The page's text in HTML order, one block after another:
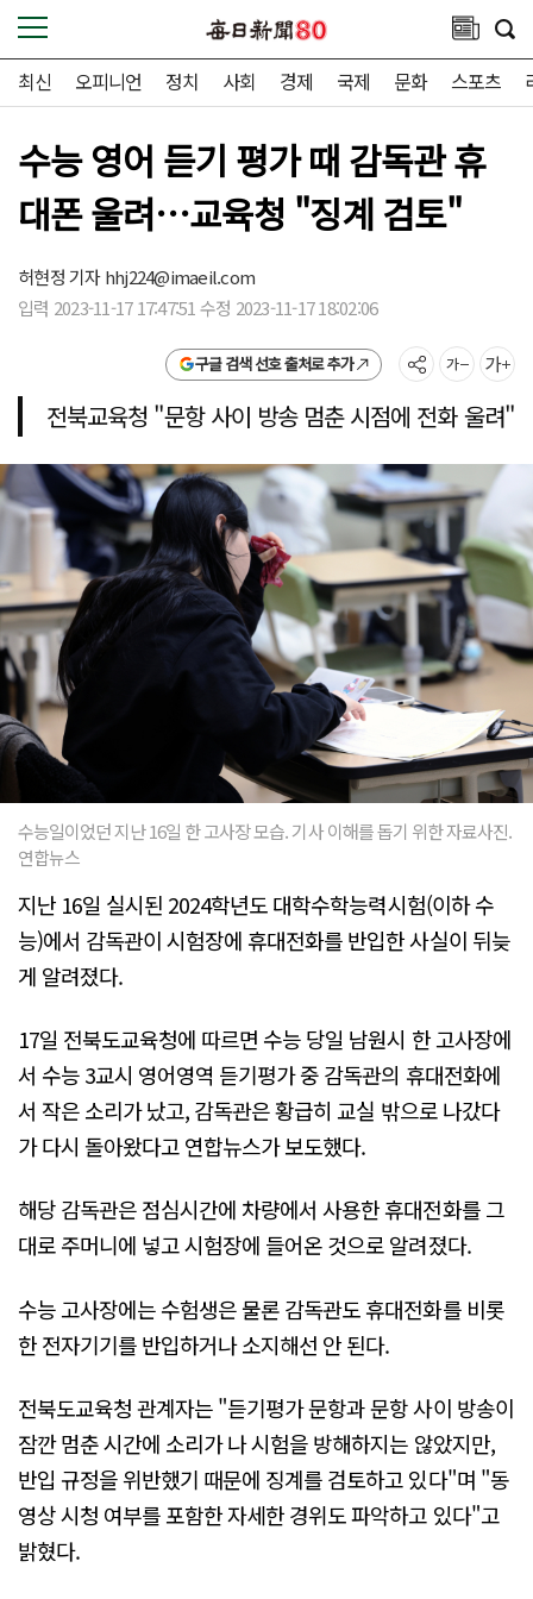
최신 오피니언 정치 사회 경제 국제 문화 스포츠
수능 영어 듣기 평가 때 감독관 휴
대폰 울려…교육청 "징계 검토"
허현정 기자hhj224@imaeil.com
입력 2023-11-17 17:47:51 수정 2023-11-17 18:02:06
구글 검색 선호 출처로 추가
전북교육청 "문항 사이 방송 멈춘 시점에 전화 울려"
수능일이었던 지난 16일 한 고사장 모습. 기사 이해를 돕기 위한 자료사진.
연합뉴스
지난 16일 실시된 2024학년도 대학수학능력시험(이하 수
능)에서 감독관이 시험장에 휴대전화를 반입한 사실이 뒤늦
게 알려졌다.
17일 전북도교육청에 따르면 수능 당일 남원시 한 고사장에
서 수능 3교시 영어영역 듣기평가 중 감독관의 휴대전화에
서 작은 소리가 났고, 감독관은 황급히 교실 밖으로 나갔다
가 다시 돌아왔다고 연합뉴스가 보도했다.
해당 감독관은 점심시간에 차량에서 사용한 휴대전화를 그
대로 주머니에 넣고 시험장에 들어온 것으로 알려졌다.
수능 고사장에는 수험생은 물론 감독관도 휴대전화를 비롯
한 전자기기를 반입하거나 소지해선 안 된다.
전북도교육청 관계자는 "듣기평가 문항과 문항 사이 방송이
잠깐 멈춘 시간에 소리가 나 시험을 방해하지는 않았지만,
반입 규정을 위반했기 때문에 징계를 검토하고 있다"며 "동
영상 시청 여부를 포함한 자세한 경위도 파악하고 있다"고
밝혔다.